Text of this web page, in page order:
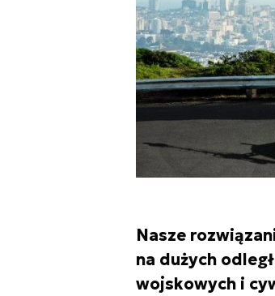
Nasze
na dużych
wojskowych i